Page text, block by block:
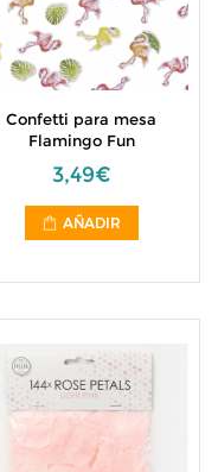
Confetti para mesa
Flamingo Fun
3,49€
AÑADIR